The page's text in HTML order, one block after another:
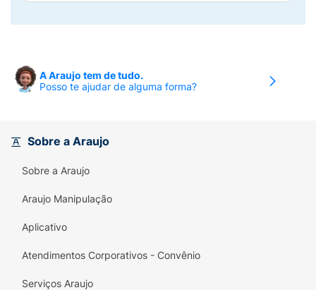
A Araujo tem de tudo.
Posso te ajudar de alguma forma?
Sobre a Araujo
Sobre a Araujo
Araujo Manipulação
Aplicativo
Atendimentos Corporativos - Convênio
Serviços Araujo